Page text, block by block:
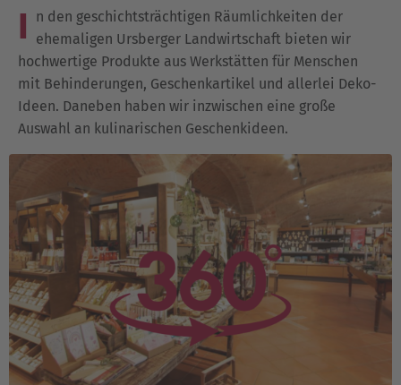
I
n den geschichtsträchtigen Räumlichkeiten der
ehemaligen Ursberger Landwirtschaft bieten wir
hochwertige Produkte aus Werkstätten für Menschen
mit Behinderungen, Geschenkartikel und allerlei Deko-
Ideen. Daneben haben wir inzwischen eine große
Auswahl an kulinarischen Geschenkideen.